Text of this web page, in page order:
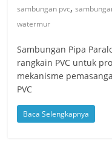
sambungan pvc,
watermur
Sambungan Pipa
rangkain PVC untuk
mekanisme
PVC
Baca Selengkapnya